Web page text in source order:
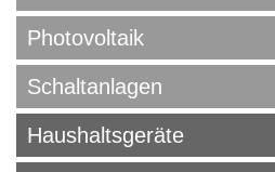
Photovoltaik
Schaltanlagen
Haushaltsgeräte